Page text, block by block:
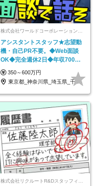
アシスタントスタッフ★志望動
機・自己PR不要。◆Web面談
OK◆完全週休2日◆年収700万
円可/p13
350～600万円
東京都_神奈川県_埼玉県_千葉県_大阪府…